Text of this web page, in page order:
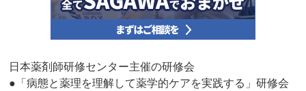
日本薬剤師研修センター主催の研修会
●「病態と薬理を理解して薬学的ケアを実践する」研修会